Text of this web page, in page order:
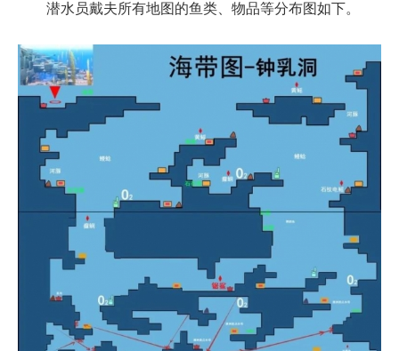
潜水员戴夫所有地图的鱼类、物品等分布图如下。